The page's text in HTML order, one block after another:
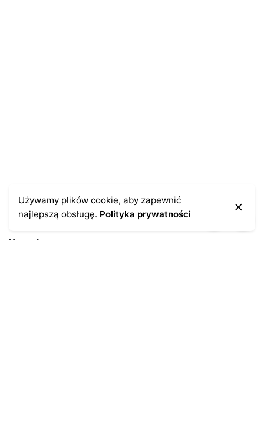
Kontakt
Używamy plików cookie, aby zapewnić
najlepszą obsługę. Polityka prywatności